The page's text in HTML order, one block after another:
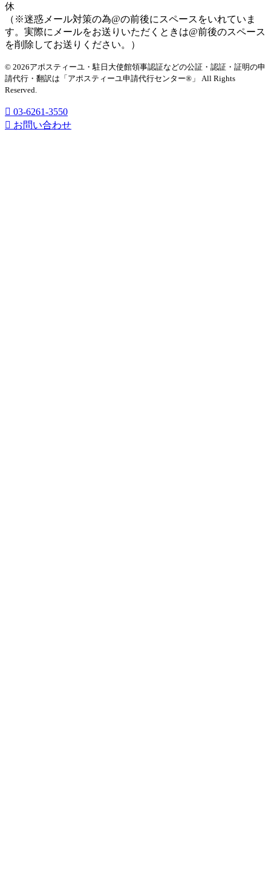
休
（※迷惑メール対策の為@の前後にスペースをいれていま
す。実際にメールをお送りいただくときは@前後のスペース
を削除してお送りください。）
© 2026アポスティーユ・駐日大使館領事認証などの公証・認証・証明の申
請代行・翻訳は「アポスティーユ申請代行センター®」 All Rights
Reserved.
03-6261-3550
お問い合わせ